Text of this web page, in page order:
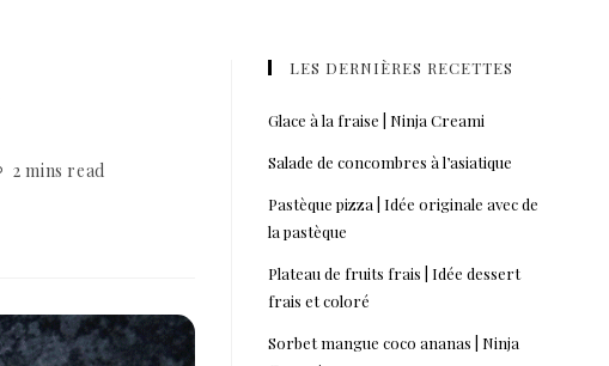
2 mins read
LES DERNIÈRES RECETTES
Glace à la fraise | Ninja Creami
Salade de concombres à l’asiatique
Pastèque pizza | Idée originale avec de
la pastèque
Plateau de fruits frais | Idée dessert
frais et coloré
Sorbet mangue coco ananas | Ninja